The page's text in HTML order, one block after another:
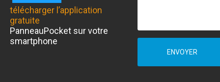
télécharger l’application
gratuite
PanneauPocket sur votre
smartphone
ENVOYER